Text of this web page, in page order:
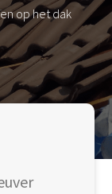
op het dak